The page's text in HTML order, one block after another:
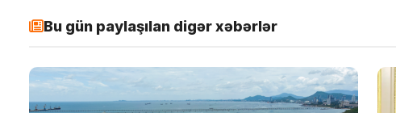
Bu gün paylaşılan digər xəbərlər